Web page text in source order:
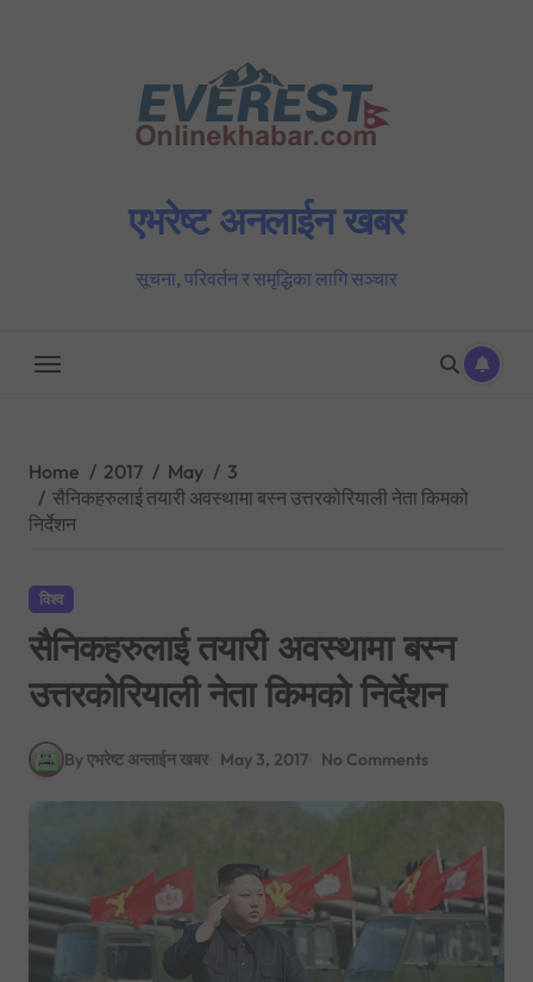
एभरेष्ट अनलाईन खबर
सूचना, परिवर्तन र समृद्धिका लागि सञ्चार
Home 2017 May
3
सैनिकहरुलाई तयारी अवस्थामा बस्न उत्तरकोरियाली नेता किमको
निर्देशन
विश्व
सैनिकहरुलाई तयारी अवस्थामा बस्न
उत्तरकोरियाली नेता किमको निर्देशन
By एभरेष्ट अन्लाईन खबर May 3, 2017 No Comments